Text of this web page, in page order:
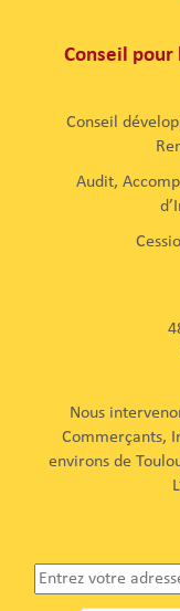
Conseil
Conseil
Audit,
Nous
Commerçants,
environs de